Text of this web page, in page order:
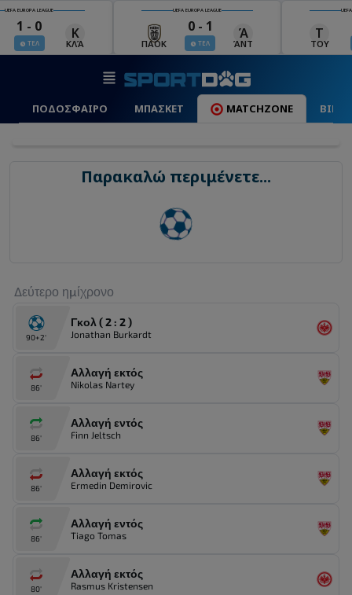
EUROPA LEAGUE
0 - 1
ΤΕΛ ΆΝΤ
UEFA EUROPA LEAGUE
ΤΟΥ
3 - 0
ΤΕΛ
Β
ΒΙΚ
UEFA
Μ
ΜΠΕ
ΠΟΔΟΣΦΑΙΡΟ ΜΠΑΣΚΕΤ MATCHZONE
Παρακαλώ περιμένετε...
Δεύτερο ημίχρονο
90+2'
Γκολ ( 2 : 2 )
Jonathan Burkardt
86'
Αλλαγή εκτός
Nikolas Nartey
86'
Αλλαγή εντός
Finn Jeltsch
86'
Αλλαγή εκτός
Ermedin Demirovic
86'
Αλλαγή εντός
Tiago Tomas
80'
Αλλαγή εκτός
Rasmus Kristensen